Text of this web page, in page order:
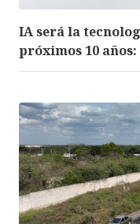
IA será la
próximos 10 años: